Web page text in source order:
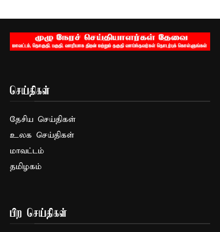
செய்திகள்
தேசிய செய்திகள்
உலக செய்திகள்
மாவட்டம்
தமிழகம்
பிற செய்திகள்